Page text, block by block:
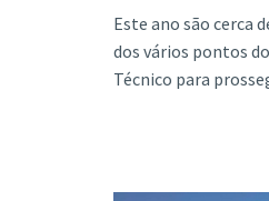
Este ano são cerca
dos vários pontos
Técnico para